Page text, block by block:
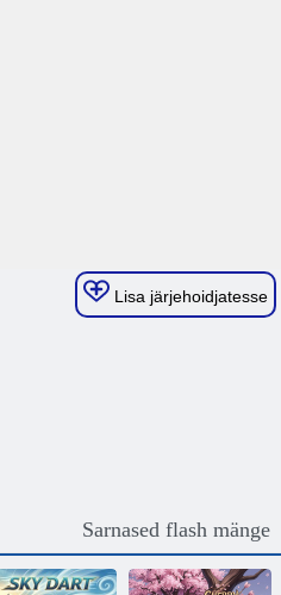
Lisa järjehoidjatesse
Sarnased flash mänge